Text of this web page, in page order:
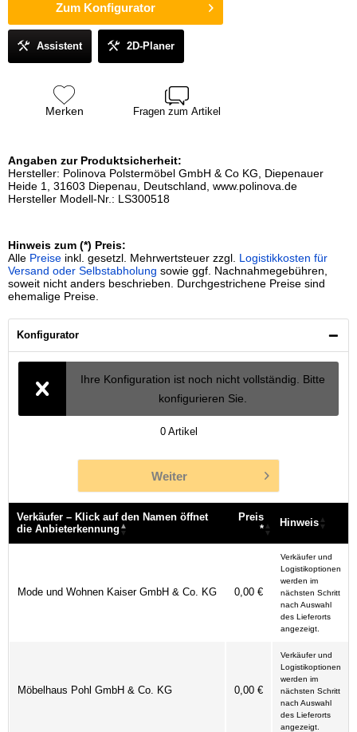
Zum Konfigurator
Assistent 2D-Planer
Merken Fragen zum Artikel
Angaben zur Produktsicherheit:
Hersteller: Polinova Polstermöbel GmbH & Co KG, Diepenauer
Heide 1, 31603 Diepenau, Deutschland, www.polinova.de
Hersteller Modell-Nr.: LS300518
Hinweis zum (*) Preis:
Alle Preise inkl. gesetzl. Mehrwertsteuer zzgl. Logistikkosten für
Versand oder Selbstabholung sowie ggf. Nachnahmegebühren,
soweit nicht anders beschrieben. Durchgestrichene Preise sind
ehemalige Preise.
Konfigurator
Ihre Konfiguration ist noch nicht vollständig. Bitte
konfigurieren Sie.
0 Artikel
Weiter
Verkäufer – Klick auf den Namen öffnet
die Anbieterkennung
Preis
*
Hinweis
Mode und Wohnen Kaiser GmbH & Co. KG 0,00 €
Verkäufer und
Logistikoptionen
werden im
nächsten Schritt
nach Auswahl
des Lieferorts
angezeigt.
Möbelhaus Pohl GmbH & Co. KG 0,00 €
Verkäufer und
Logistikoptionen
werden im
nächsten Schritt
nach Auswahl
des Lieferorts
angezeigt.